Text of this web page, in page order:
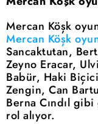
Mercan Köşk
Mercan Köşk
Sancaktutan,
Zeyno Eracar,
Babür, Haki
Zengin, Can
Berna Cındıl
rol alıyor.